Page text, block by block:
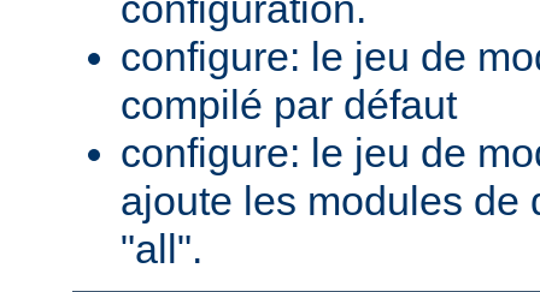
configure: le jeu de
compilé par défaut
configure: le jeu de
ajoute les modules de
"all".